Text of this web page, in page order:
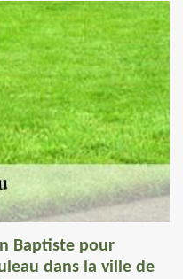
Baptiste pour
dans la ville de